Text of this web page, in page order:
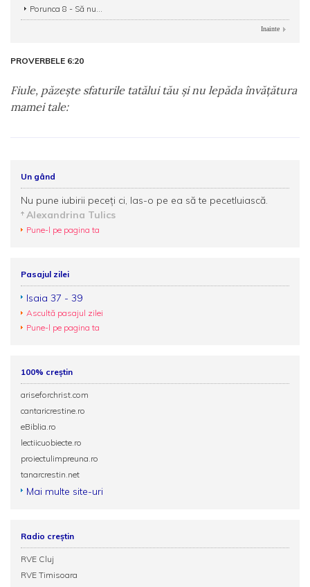
Porunca 8 - Să nu...
Inainte
PROVERBELE 6:20
Fiule, păzeşte sfaturile tatălui tău şi nu lepăda învăţătura
mamei tale:
Un gând
Nu pune iubirii peceți ci, las-o pe ea să te pecetluiască.
Alexandrina Tulics
Pune-l pe pagina ta
Pasajul zilei
Isaia 37 - 39
Ascultă pasajul zilei
Pune-l pe pagina ta
100% creștin
ariseforchrist.com
cantaricrestine.ro
eBiblia.ro
lectiicuobiecte.ro
proiectulimpreuna.ro
tanarcrestin.net
Mai multe site-uri
Radio creștin
RVE Cluj
RVE Timisoara